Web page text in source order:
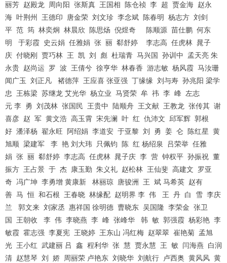
丽芳 赵殿龙 周向阳 张斯真 王国相 陈仓祯 李 超 贾金海 赵永
海 叶荆州 王德印 唐金荣 刘文珍 李念斌 陈春明 杨志方 刘剑
平 范 筠 林奕炯 林晨欣 陈思炀 倪煜奇 陈顺源 苗仕鹏 何东
明 于彩霞 史云娟 任雅娟 张 丽 郗舒婷 李志高 任虎林 晁子
庆 付晓刚 贾巧林 王 凯 刘 彪 杜瑞青 马兴国 孙训中 孟天亮 朱
永贵 赵尚运 罗 波 王倩兮 徐亨华 林春香 游志敏 杨风霞 马汝珊
闻广玉 刘正凡 褚德萍 王应喜 张亚强 丁缘缘 刘与寿 孙兆阳 梁学
忠 王栋梁 苏继龙 艾光华 杨立业 马贤荣 牟 祎 李 峰 左志
元 李 勇 刘茂林 张国民 王贵中 陆顺舟 王文献 王教龙 张传其 谢
喜彦 赵 军 黄文浩 高玉霄 宋先澜 叶 红 仇沛文 邱军辉 郭根
好 潘泽杨 翟永旺 阿绍娟 李道安 于亚黎 刘 勇 姜 仑 陈红星 黄
旭顺 梁建军 李 艳 刘大玮 只佩钧 陈 红 杨绍泉 吕荣举 任雅
娟 张 丽 郗舒婷 李志高 任虎林 晁子庆 李 营 钟权平 孙振祝 董
振方 王占景 于 杰 康玉勤 朱义礼 赵松林 王仙斐 高建文 罗亚
奇 冯广坤 李勇增 黄康新 林丽琼 唐骏洲 王 斌 马希英 赵有
善 马 恒 和石根 王春晓 林缘配 赵明界 李 伟 王 丹 白 雪 李庆
兰 郭文来 刘家丞 惠祥国 徐明德 曹晓东 吴国隆 李荣金 张卫
国 王朝收 李 伟 李晓燕 李 峰 张峰华 韩 敏 郭强霞 杨彩艳 李
敏霞 霍志强 李夏宪 王晓婷 王东山 冯红梅 赵翠翠 崔艳菊 孟旭
光 王小红 武建丽 吕 鑫 程利华 张 慧 贾永慧 王 敏 闫海燕 白润
清 赵慧琴 刘 娇 周丽荣 卢艳东 刘晓华 刘航行 卢西奥 黄风风 黄